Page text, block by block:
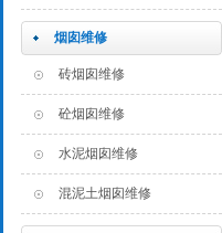
烟囱维修
砖烟囱维修
砼烟囱维修
水泥烟囱维修
混泥土烟囱维修